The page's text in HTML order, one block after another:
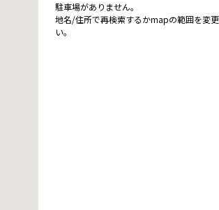
駐車場がありません。
地名/住所で再検索するかmapの範囲を変
い。